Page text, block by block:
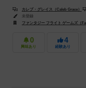
カレブ・グレイス（Caleb Grace）
未登録
ファンタジー フライト ゲームズ（
0
興味あり
4
経験あり